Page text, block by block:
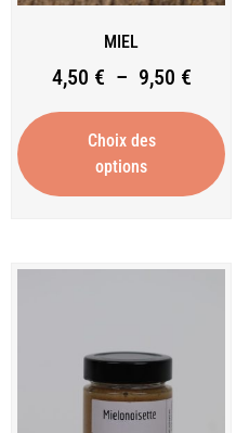
MIEL
4,50 € – 9,50 €
Choix des
options